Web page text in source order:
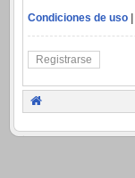
Condiciones de uso |
Registrarse
.